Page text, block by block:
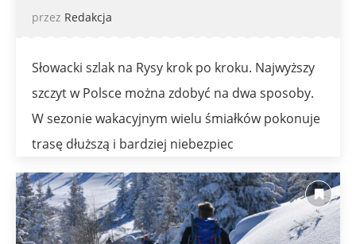
przez Redakcja
Słowacki szlak na Rysy krok po kroku. Najwyższy
szczyt w Polsce można zdobyć na dwa sposoby.
W sezonie wakacyjnym wielu śmiałków pokonuje
trasę dłuższą i bardziej niebezpiec